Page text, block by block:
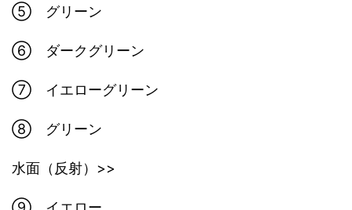
⑤ グリーン
⑥ ダークグリーン
⑦ イエローグリーン
⑧ グリーン
水面（反射）>>